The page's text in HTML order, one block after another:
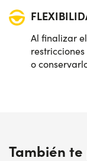
Al finalizar
o
También